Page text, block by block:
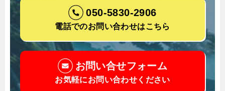
050-5830-2906
電話でのお問い合わせはこちら
お問い合せフォーム
お気軽にお問い合わせください